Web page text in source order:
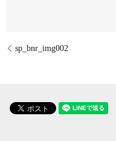
sp_bnr_img002